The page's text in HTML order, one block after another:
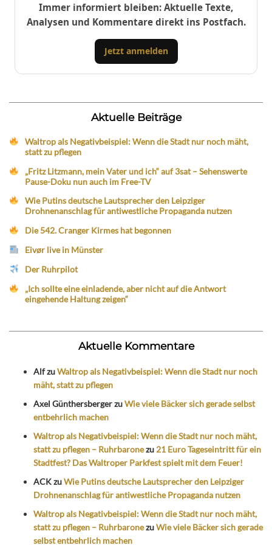
Immer informiert bleiben: Aktuelle Texte,
Analysen und Kommentare direkt ins Postfach.
Jetzt anmelden
Aktuelle Beiträge
Waltrop als Negativbeispiel: Wenn die Stadt nur noch mäht,
statt zu pflegen
„Fritz Litzmann, mein Vater und ich“ auf 3sat – Sehenswerte
Pause-Doku nun auch im Free-TV
Wie Putins deutsche Lautsprecher den Leipziger
Drohnenanschlag für antiwestliche Propaganda nutzen
Die 542. Cranger Kirmes hat begonnen
Eivør live in Münster
Der Ruhrpilot
„Ich sollte eine einladende, aber nicht auf die Antwort
eingehende Haltung zeigen“
Aktuelle Kommentare
AlfzuWaltrop als Negativbeispiel: Wenn die Stadt nur noch
mäht, statt zu pflegen
Axel GünthersbergerzuWie viele Bäcker sich gerade selbst
entbehrlich machen
Waltrop als Negativbeispiel: Wenn die Stadt nur noch mäht,
statt zu pflegen – Ruhrbaronezu 21 Euro Tageseintritt für ein
Stadtfest? Das Waltroper Parkfest spielt mit dem Feuer!
ACKzuWie Putins deutsche Lautsprecher den Leipziger
Drohnenanschlag für antiwestliche Propaganda nutzen
Waltrop als Negativbeispiel: Wenn die Stadt nur noch mäht,
statt zu pflegen – RuhrbaronezuWie viele Bäcker sich gerade
selbst entbehrlich machen